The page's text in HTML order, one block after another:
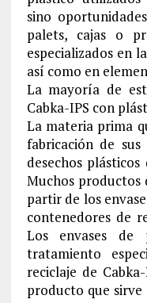
sino
palets, cajas o
especializados en
así como en
La mayoría de
Cabka-IPS con
La materia prima
fabricación de
desechos
Muchos productos
partir de los
contenedores de
Los envases
tratamiento
reciclaje de
producto que sirve